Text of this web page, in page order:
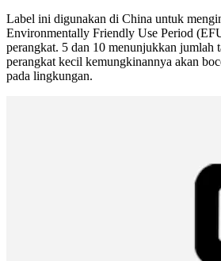
Label ini digunakan di China untuk
Environmentally Friendly Use Period
perangkat. 5 dan 10 menunjukkan jumlah
perangkat kecil kemungkinannya akan
pada lingkungan.